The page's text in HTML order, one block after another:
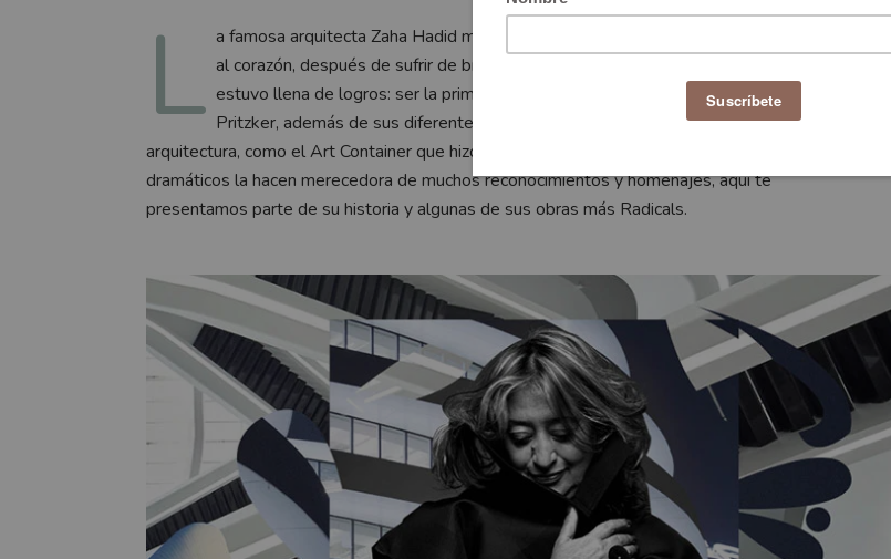
L a famosa arquitecta Zaha Hadid murió el pasado jueves 31 de Marzo 2016 de un ataque
al corazón, después de sufrir de bronquitis, murió en Miami a sus 65 años de edad. Su vida
estuvo llena de logros: ser la primera mujer y la primera musulmana en recibir el Premio
Pritzker, además de sus diferentes colaboraciones con marcas fuera de la industria de la
arquitectura, como el Art Container que hizo para la casa Chanel. Sus diseños curvos, esculturales y
dramáticos la hacen merecedora de muchos reconocimientos y homenajes, aquí te
presentamos parte de su historia y algunas de sus obras más Radicals.